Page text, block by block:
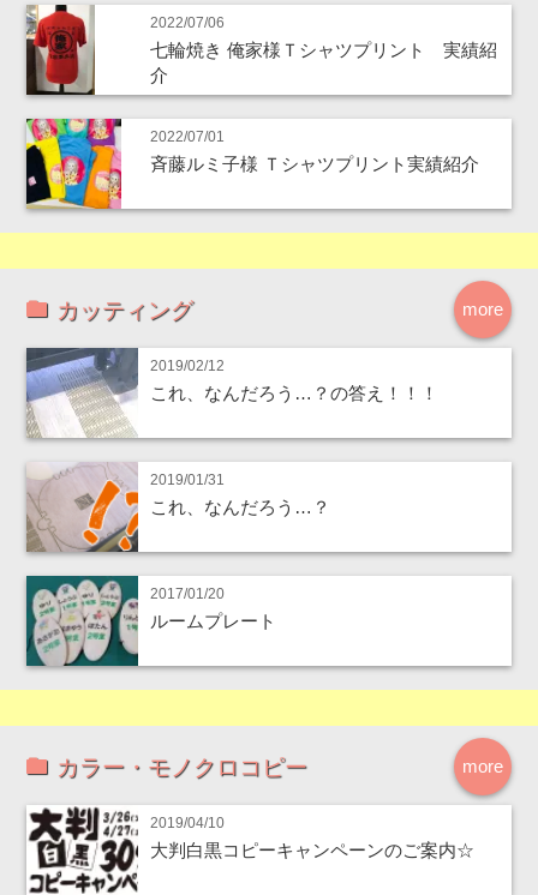
2022/07/06
七輪焼き 俺家様Ｔシャツプリント 実績紹
介
2022/07/01
斉藤ルミ子様 Ｔシャツプリント実績紹介
more
カッティング
2019/02/12
これ、なんだろう…？の答え！！！
2019/01/31
これ、なんだろう…？
2017/01/20
ルームプレート
more
カラー・モノクロコピー
2019/04/10
大判白黒コピーキャンペーンのご案内☆